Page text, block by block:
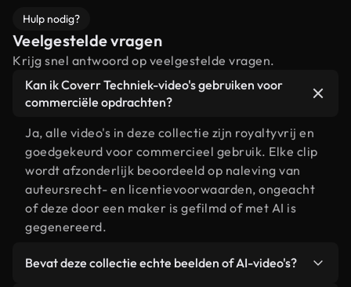
Hulp nodig?
Veelgestelde vragen
Krijg snel antwoord op veelgestelde vragen.
Kan ik Coverr Techniek-video's gebruiken voor
commerciële opdrachten?
Ja, alle video's in deze collectie zijn royaltyvrij en
goedgekeurd voor commercieel gebruik. Elke clip
wordt afzonderlijk beoordeeld op naleving van
auteursrecht- en licentievoorwaarden, ongeacht
of deze door een maker is gefilmd of met AI is
gegenereerd.
Bevat deze collectie echte beelden of AI-video's?